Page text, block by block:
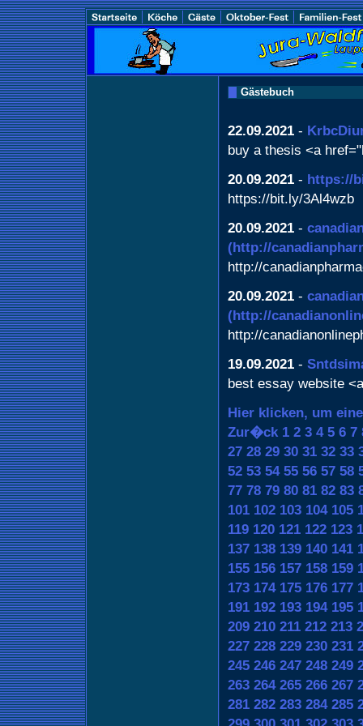
Gästebuch
22.09.2021 -
buy a thesis <a
20.09.2021 - https://
https://bit.ly/3Al4wzb
20.09.2021 -
(http://
http://
20.09.2021 -
(http://
http://
19.09.2021 -
best essay website
Hier klicken, um
Zur�ck 1 2 3 4 5 6 7
27 28 29 30 31 32 33
52 53 54 55 56 57 58
77 78 79 80 81 82 83
101 102 103 104 105
119 120 121 122 123
137 138 139 140 141
155 156 157 158 159
173 174 175 176 177
191 192 193 194 195
209 210 211 212 213
227 228 229 230 231
245 246 247 248 249
263 264 265 266 267
281 282 283 284 285